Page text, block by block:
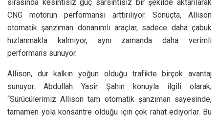
sırasında kesintisiz güç sarsıntısız bir şekilde aktarılarak
CNG motorun performansı arttırılıyor. Sonuçta, Allison
otomatik şanzıman donanımlı araçlar, sadece daha çabuk
hızlanmakla kalmıyor, aynı zamanda daha verimli
performans sunuyor.
Allison, dur kalkın yoğun olduğu trafikte birçok avantaj
sunuyor. Abdullah Yasir Şahin konuyla ilgili olarak;
“Sürücülerimiz Allison tam otomatik şanzıman sayesinde,
tamamen yola konsantre olduğu için çok rahat ediyorlar. Bu